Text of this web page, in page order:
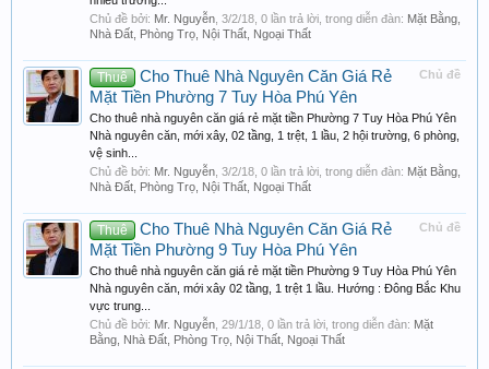
Chủ đề bởi: Mr. Nguyễn 3/2/18 , 0 lần trả lời, trong diễn đàn: Mặt Bằng,
Nhà Đất, Phòng Trọ, Nội Thất, Ngoại Thất
Chủ đề
Thuê
Cho Thuê Nhà Nguyên Căn Giá Rẻ
Mặt Tiền Phường 7 Tuy Hòa Phú Yên
Cho thuê nhà nguyên căn giá rẻ mặt tiền Phường 7 Tuy Hòa Phú Yên
Nhà nguyên căn, mới xây, 02 tầng, 1 trệt, 1 lầu, 2 hội trường, 6 phòng,
vệ sinh...
Chủ đề bởi: Mr. Nguyễn 3/2/18 , 0 lần trả lời, trong diễn đàn: Mặt Bằng,
Nhà Đất, Phòng Trọ, Nội Thất, Ngoại Thất
Chủ đề
Thuê
Cho Thuê Nhà Nguyên Căn Giá Rẻ
Mặt Tiền Phường 9 Tuy Hòa Phú Yên
Cho thuê nhà nguyên căn giá rẻ mặt tiền Phường 9 Tuy Hòa Phú Yên
Nhà nguyên căn, mới xây 02 tầng, 1 trệt 1 lầu. Hướng : Đông Bắc Khu
vực trung...
Chủ đề bởi: Mr. Nguyễn 29/1/18 , 0 lần trả lời, trong diễn đàn: Mặt
Bằng, Nhà Đất, Phòng Trọ, Nội Thất, Ngoại Thất